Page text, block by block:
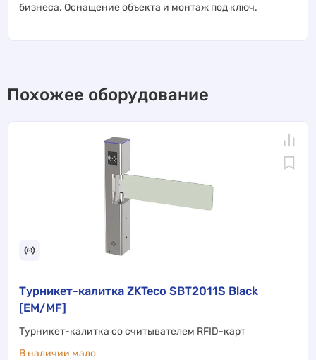
бизнеса. Оснащение объекта и монтаж под ключ.
Похожее оборудование
Турникет-калитка ZKTeco SBT2011S Black
[EM/MF]
Турникет-калитка со считывателем RFID-карт
В наличии мало